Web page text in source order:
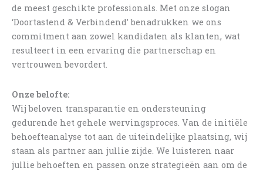
de meest geschikte professionals. Met onze slogan
‘Doortastend & Verbindend’ benadrukken we ons
commitment aan zowel kandidaten als klanten, wat
resulteert in een ervaring die partnerschap en
vertrouwen bevordert.
Onze belofte:
Wij beloven transparantie en ondersteuning
gedurende het gehele wervingsproces. Van de initiële
behoefteanalyse tot aan de uiteindelijke plaatsing, wij
staan als partner aan jullie zijde. We luisteren naar
jullie behoeften en passen onze strategieën aan om de